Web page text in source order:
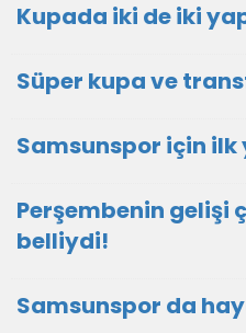
Kupada iki de iki
Süper kupa ve
Samsunspor için ilk
Perşembenin gelişi
belliydi!
Samsunspor da